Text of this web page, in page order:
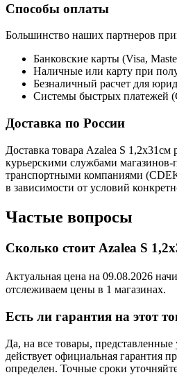
Способы оплаты
Большинство наших партнеров
Банковские карты (Visa,
Наличные или карту при
Безналичный расчет для
Системы быстрых платежей
Доставка по России
Доставка товара Azalea S 1,2х31см
курьерскими службами магазинов-
транспортными компаниями
в зависимости от условий
Частые вопросы
Сколько стоит Azalea S
Актуальная цена на 09.08.2026
отслеживаем цены в 1 магазинах.
Есть ли гарантия на этот
Да, на все товары,
действует официальная гарантия
определен. Точные сроки